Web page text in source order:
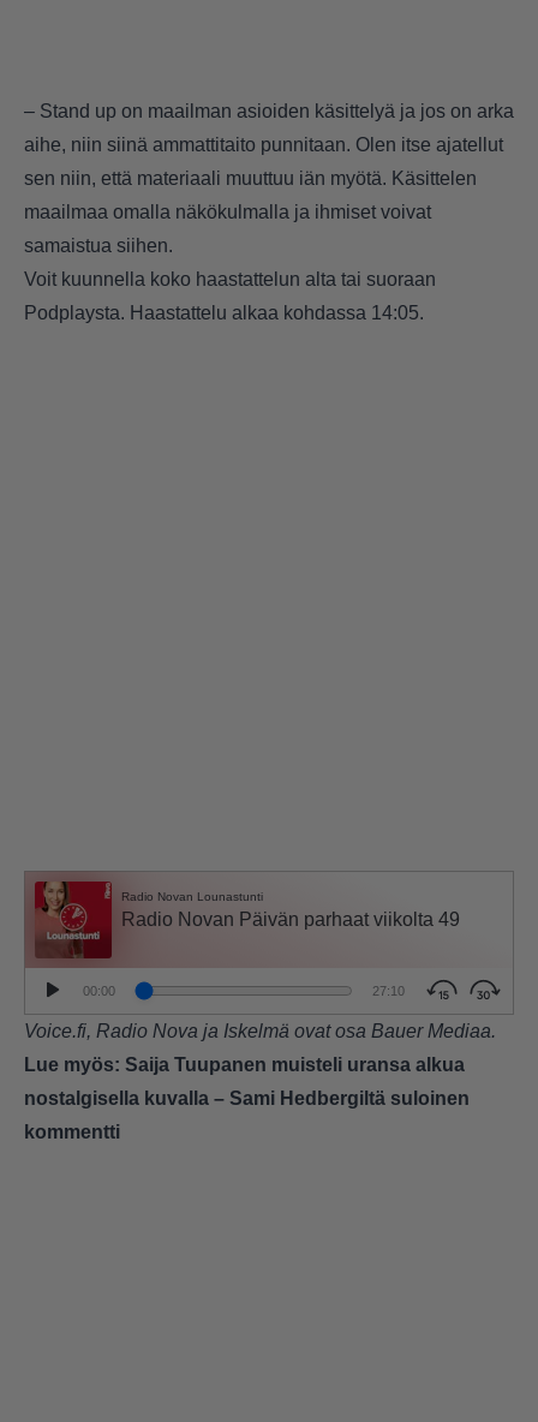
– Stand up on maailman asioiden käsittelyä ja jos on arka
aihe, niin siinä ammattitaito punnitaan. Olen itse ajatellut
sen niin, että materiaali muuttuu iän myötä. Käsittelen
maailmaa omalla näkökulmalla ja ihmiset voivat
samaistua siihen.
Voit kuunnella koko haastattelun alta tai suoraan
Podplaysta. Haastattelu alkaa kohdassa 14:05.
Voice.fi, Radio Nova ja Iskelmä ovat osa Bauer Mediaa.
Lue myös: Saija Tuupanen muisteli uransa alkua
nostalgisella kuvalla – Sami Hedbergiltä suloinen
kommentti